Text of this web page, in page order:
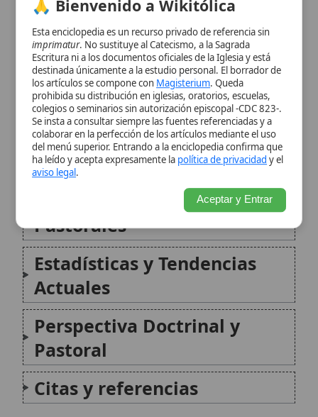
Impacto en la Iglesia y la
Sociedad
Desafíos y Respuestas
Pastorales
Estadísticas y Tendencias
Actuales
Perspectiva Doctrinal y
Citas y referencias
Modificado el 11 de septiembre de 2025 •FideScore™ 7.84•Citar
este artículo
Acción Católica
La Acción Católica es una forma de
apostolado laico organizado dentro de la
Iglesia Católica, cuyo propósito es la
evangelización, la santificación y la animación
cristiana de la sociedad. Caracterizada por su
estrecha colaboración con la jerarquía
eclesiástica, la Acción...
colaborar en la perfección de los artículos mediante el uso
del menú superior. Entrando a la enciclopedia confirma que
ha leído y acepta expresamente lapolítica de privacidady el
aviso legal.
Aceptar y Entrar